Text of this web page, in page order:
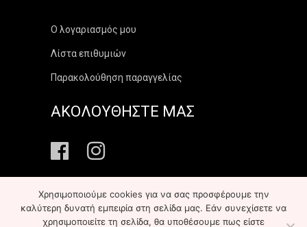
Ο λογαριασμός μου
Λίστα επιθυμιών
Παρακολούθηση παραγγελίας
ΑΚΟΛΟΥΘΗΣΤΕ ΜΑΣ
Χρησιμοποιούμε cookies για να σας προσφέρουμε την
καλύτερη δυνατή εμπειρία στη σελίδα μας. Εάν συνεχίσετε να
χρησιμοποιείτε τη σελίδα, θα υποθέσουμε πως είστε